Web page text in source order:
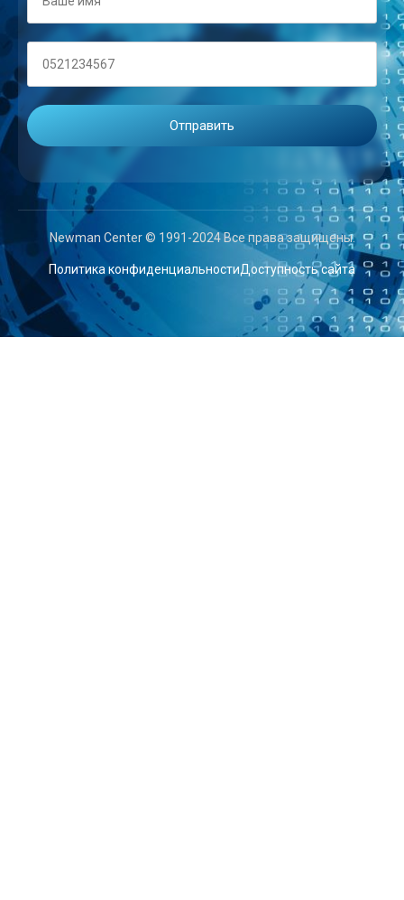
Newman Center © 1991-2024 Все права защищены.
Политика конфиденциальностиДоступность сайта